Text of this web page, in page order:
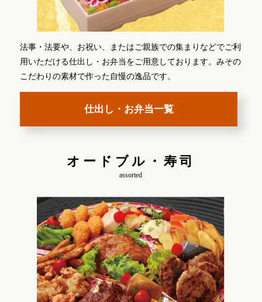
法事・法要や、お祝い、またはご親族での集まりなどでご利
用いただける仕出し・お弁当をご用意しております。みその
こだわりの素材で作った自慢の逸品です。
仕出し・お弁当一覧
オードブル・寿司
assorted